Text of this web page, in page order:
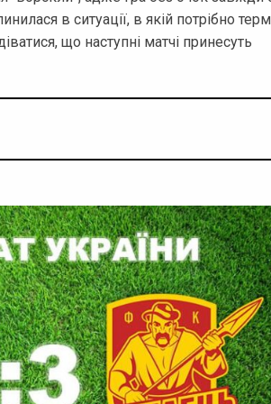
в ситуації, в якій потрібно
що наступні матчі принесуть